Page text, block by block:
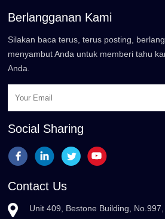
Berlangganan Kami
Silakan baca terus, terus posting,
menyambut Anda untuk memberi tahu
Anda.
Social Sharing
Contact Us
Unit 409, Bestone Building,